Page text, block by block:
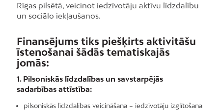
Rīgas pilsētā, veicinot iedzīvotāju aktīvu līdzdalību
un sociālo iekļaušanos.
Finansējums tiks piešķirts aktivitāšu
īstenošanai šādās tematiskajās
jomās:
1. Pilsoniskās līdzdalības un savstarpējās
sadarbības attīstība:
pilsoniskās līdzdalības veicināšana – iedzīvotāju izglītošana